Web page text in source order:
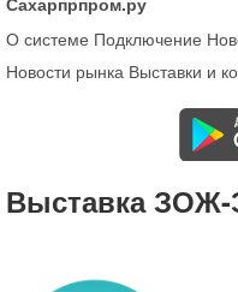
О системе Подключение
Новости рынка Выставки и
Выставка ЗОЖ-